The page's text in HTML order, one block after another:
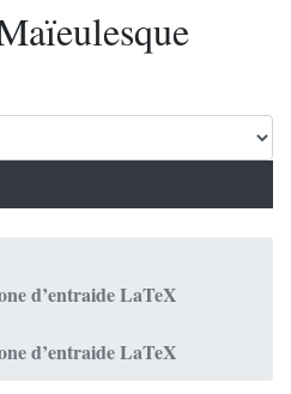
d’entraide LaTeX
d’entraide LaTeX